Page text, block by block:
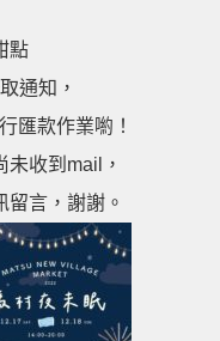
點
通知，
匯款作業喲！
未收到mail，
言，謝謝。